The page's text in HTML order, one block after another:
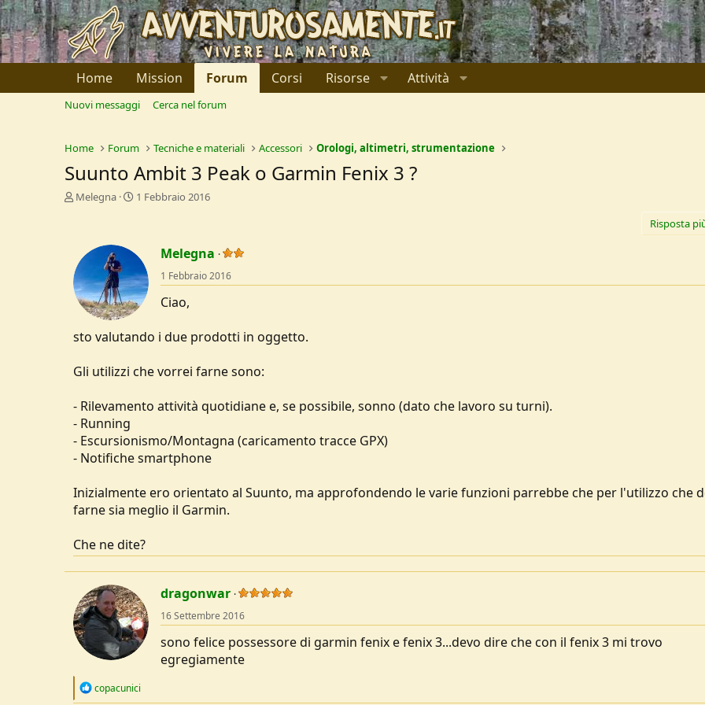
Home Mission Forum Corsi Risorse Attività
Nuovi messaggi Cerca nel forum
Home Forum Tecniche e materiali Accessori Orologi, altimetri, strumentazione
Suunto Ambit 3 Peak o Garmin Fenix 3 ?
C
o
r
e
D
s
u
s
i
o
Melegna
D
d
I
n
i
i
1 Febbraio 2016
Risposta
Melegna
1 Febbraio 2016
Ciao,
sto valutando i due prodotti in oggetto.
Gli utilizzi che vorrei farne sono:
- Rilevamento attività quotidiane e, se possibile, sonno (dato che lavoro su turni).
- Running
- Escursionismo/Montagna (caricamento tracce GPX)
- Notifiche smartphone
Inizialmente ero orientato al Suunto, ma approfondendo le varie funzioni parrebbe che per l'utilizzo che
farne sia meglio il Garmin.
Che ne dite?
dragonwar
16 Settembre 2016
sono felice possessore di garmin fenix e fenix 3...devo dire che con il fenix 3 mi trovo
egregiamente
R
copacunici